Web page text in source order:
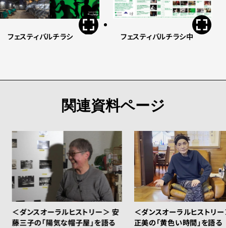
フェスティバルチラシ フェスティバルチラシ中
関連資料ページ
＜ダンスオーラルヒストリー＞ 安
藤三子の「陽気な帽子屋」を語る
＜ダンスオーラルヒストリ
正美の「黄色い時間」を語る